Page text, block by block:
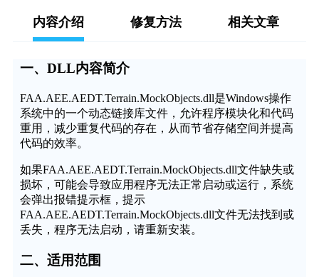
内容介绍 修复方法 相关文章
一、DLL内容简介
FAA.AEE.AEDT.Terrain.MockObjects.dll是Windows操作
系统中的一个动态链接库文件，允许程序模块化和代码
重用，减少重复代码的存在，从而节省存储空间并提高
代码的效率。
如果FAA.AEE.AEDT.Terrain.MockObjects.dll文件缺失或
损坏，可能会导致应用程序无法正常启动或运行，系统
会弹出报错提示框，提示
FAA.AEE.AEDT.Terrain.MockObjects.dll文件无法找到或
丢失，程序无法启动，请重新安装。
二、适用范围